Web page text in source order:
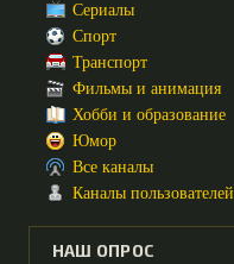
Сериалы
Спорт
Транспорт
Фильмы и анимация
Хобби и образование
Юмор
Все каналы
Каналы пользователей
НАШ ОПРОС